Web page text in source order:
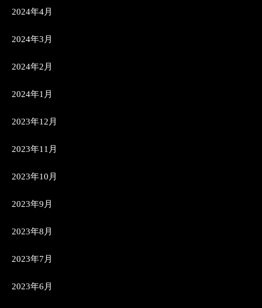
2024年4月
2024年3月
2024年2月
2024年1月
2023年12月
2023年11月
2023年10月
2023年9月
2023年8月
2023年7月
2023年6月